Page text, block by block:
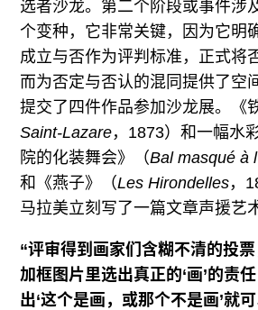
选者沙龙。第二个阶段或事件涉
个变种，它非常关键，因为它明
成立与否作为评判标准，正式将
而为否定与否认的混同提供了空
提交了四件作品参加沙龙展。《
Saint-Lazare，1873）和一幅水
院的化装舞会》（Bal masqué à
和《燕子》（Les Hirondelles，
马拉美立刻写了一篇文章声援艺
“评审得到画家们含糊不清的投
加框图片里选出真正的‘画’的责
出‘这个是画，或那个不是画’就